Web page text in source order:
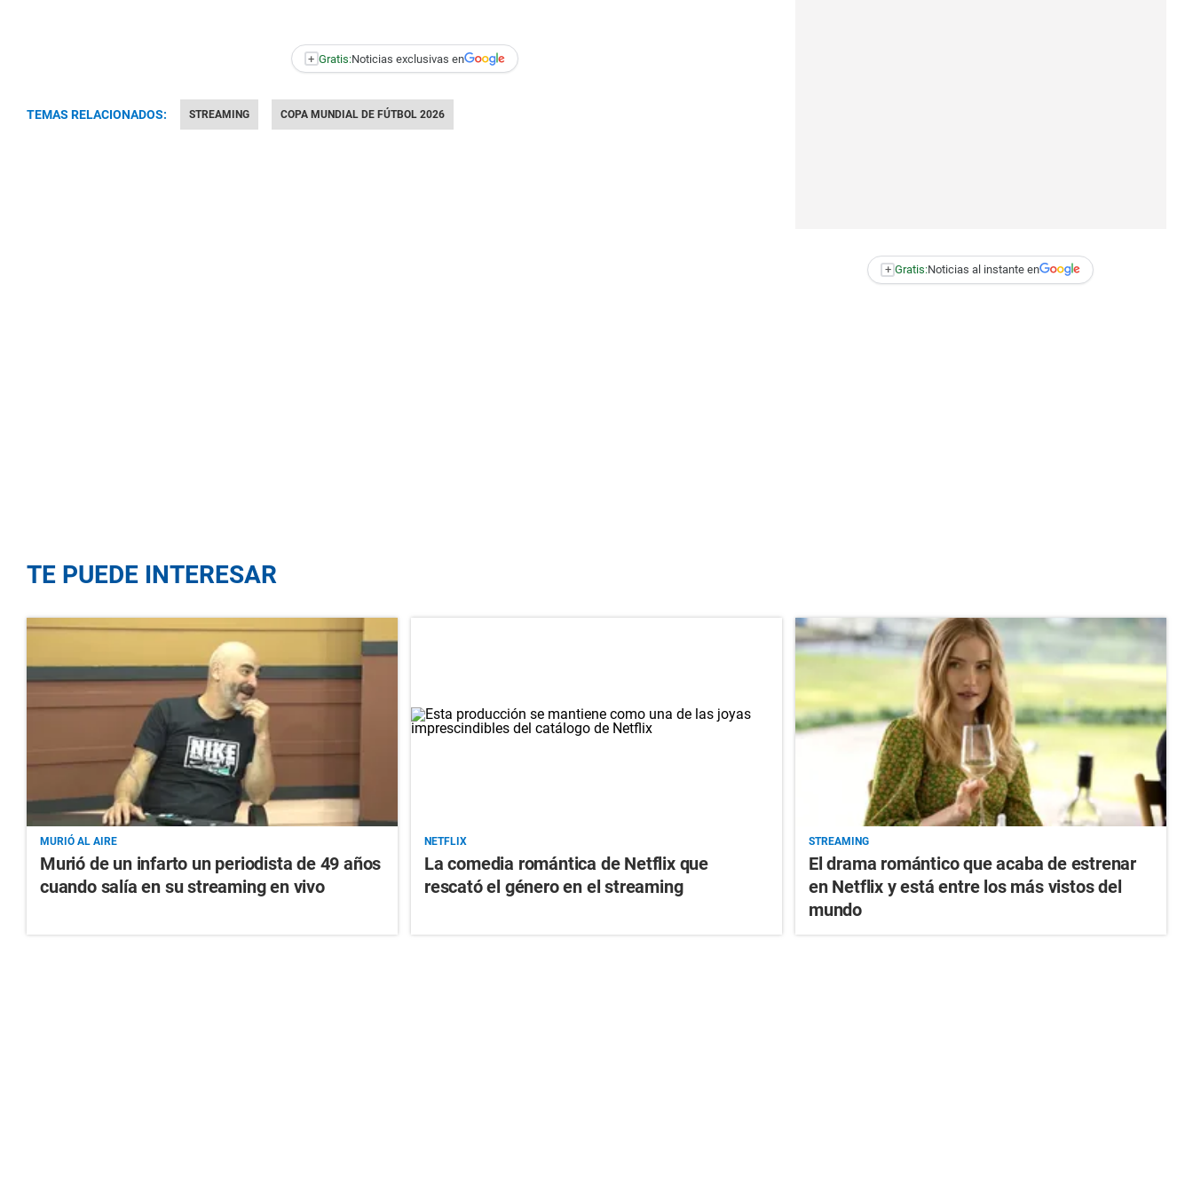
+ Gratis:Noticias exclusivas en
TEMAS RELACIONADOS: STREAMING COPA MUNDIAL DE FÚTBOL 2026
+ Gratis:Noticias al instante en
TE PUEDE INTERESAR
MURIÓ AL AIRE
Murió de un infarto un periodista de 49 años
cuando salía en su streaming en vivo
NETFLIX
La comedia romántica de Netflix que
rescató el género en el streaming
STREAMING
El drama romántico que acaba de estrenar
en Netflix y está entre los más vistos del
mundo